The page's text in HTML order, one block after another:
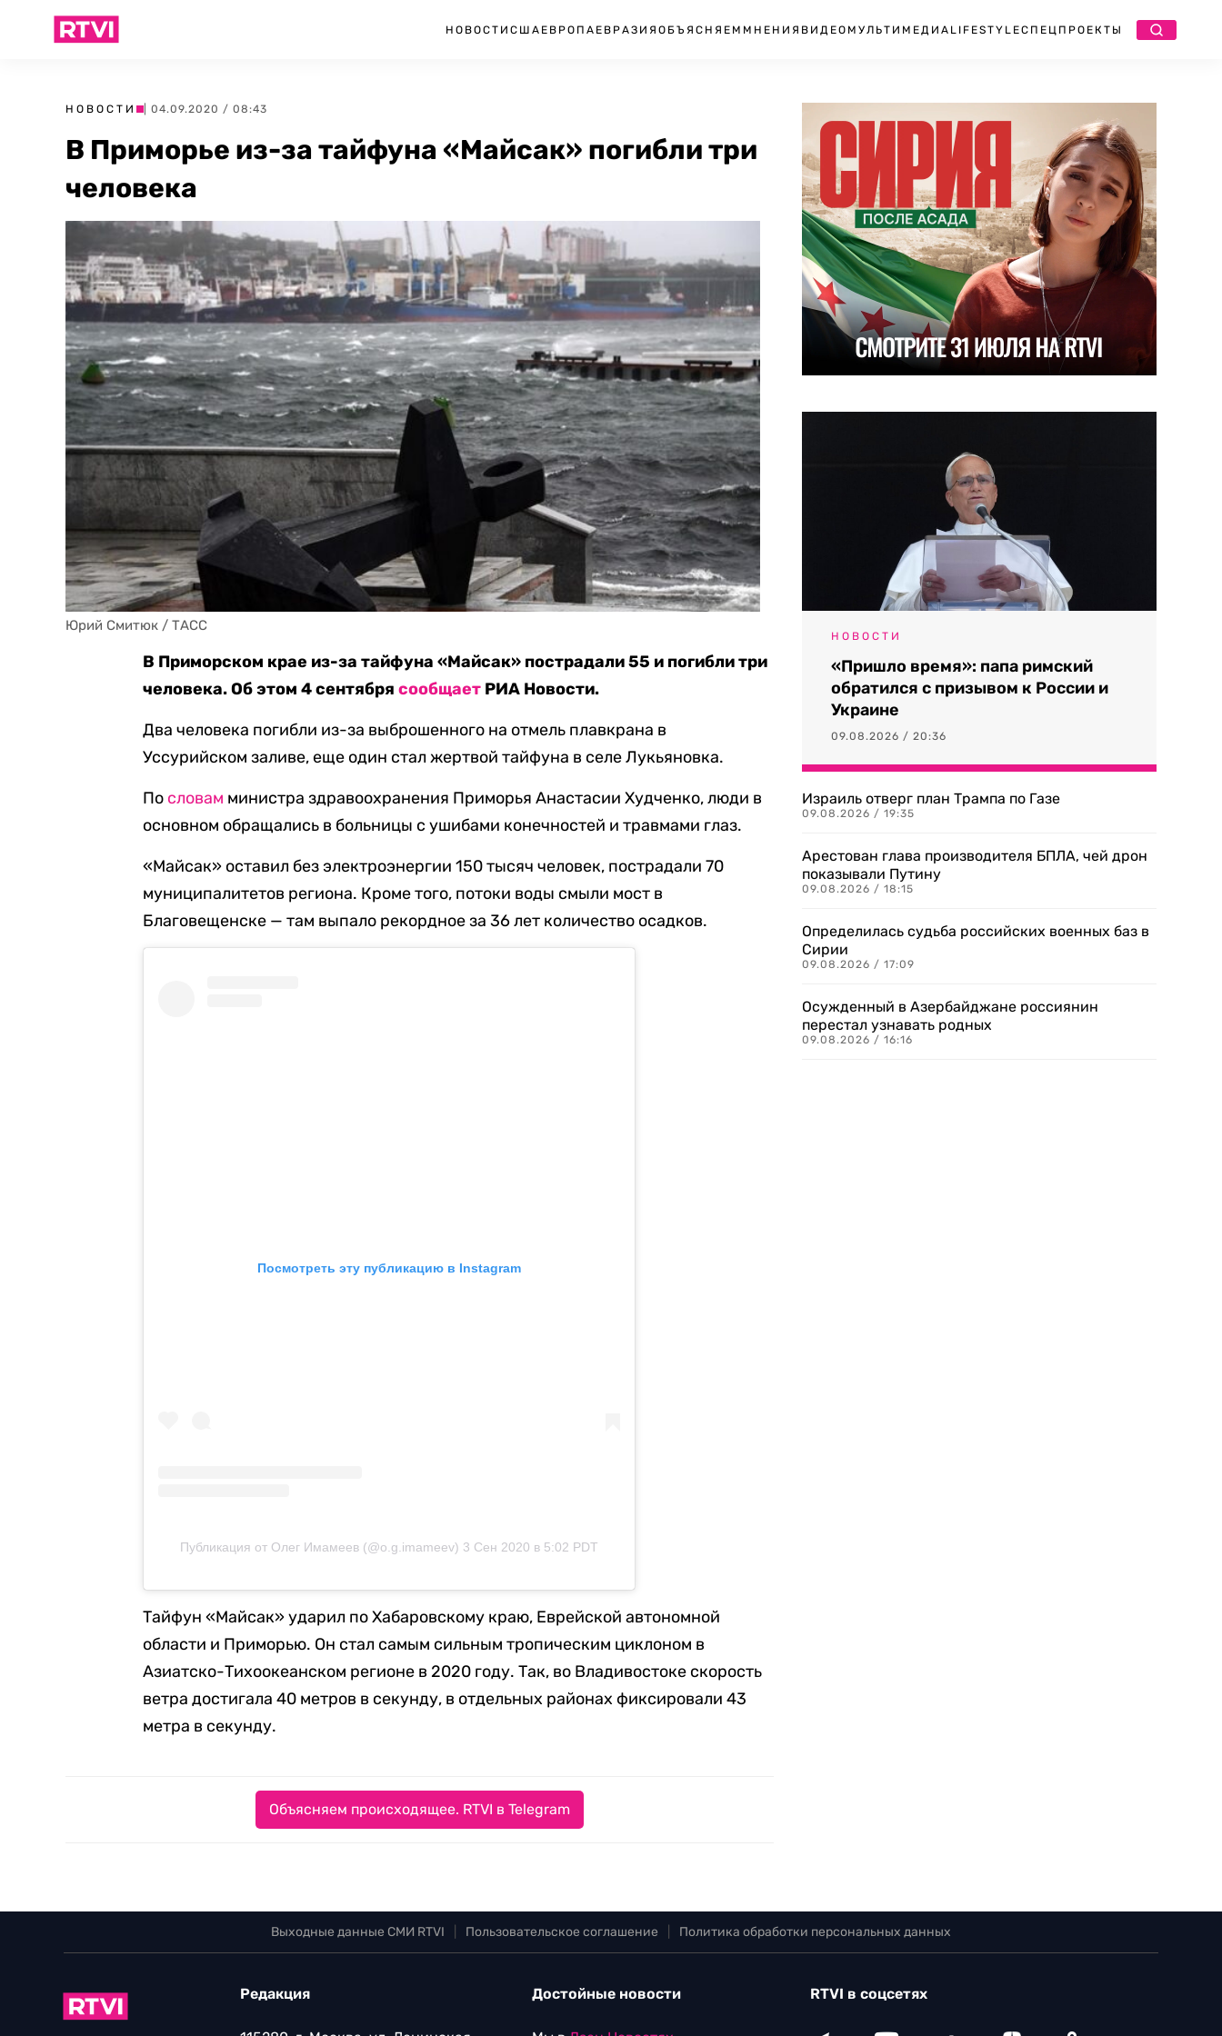
НОВОСТИ США ЕВРОПА ЕВРАЗИЯ ОБЪЯСНЯЕМ МНЕНИЯ ВИДЕО МУЛЬТИМЕДИА LIFESTYLEСПЕЦПРОЕКТЫ
НОВОСТИ | 04.09.2020 / 08:43
В Приморье из-за тайфуна «Майсак» погибли три
человека
Юрий Смитюк / ТАСС
В Приморском крае из-за тайфуна «Майсак» пострадали 55 и погибли три
человека. Об этом 4 сентябрясообщает РИА Новости.
Два человека погибли из-за выброшенного на отмель плавкрана в
Уссурийском заливе, еще один стал жертвой тайфуна в селе Лукьяновка.
По словам министра здравоохранения Приморья Анастасии Худченко, люди в
основном обращались в больницы с ушибами конечностей и травмами глаз.
«Майсак» оставил без электроэнергии 150 тысяч человек, пострадали 70
муниципалитетов региона. Кроме того, потоки воды смыли мост в
Благовещенске — там выпало рекордное за 36 лет количество осадков.
Посмотреть эту публикацию в Instagram
Публикация от Олег Имамеев (@o.g.imameev) 3 Сен 2020 в 5:02 PDT
Тайфун «Майсак» ударил по Хабаровскому краю, Еврейской автономной
области и Приморью. Он стал самым сильным тропическим циклоном в
Азиатско-Тихоокеанском регионе в 2020 году. Так, во Владивостоке скорость
ветра достигала 40 метров в секунду, в отдельных районах фиксировали 43
метра в секунду.
Объясняем происходящее. RTVI в Telegram
НОВОСТИ
«Пришло время»: папа римский
обратился с призывом к России и
Украине
09.08.2026 / 20:36
Израиль отверг план Трампа по Газе
09.08.2026 / 19:35
Арестован глава производителя БПЛА, чей дрон
показывали Путину
09.08.2026 / 18:15
Определилась судьба российских военных баз в
Сирии
09.08.2026 / 17:09
Осужденный в Азербайджане россиянин
перестал узнавать родных
09.08.2026 / 16:16
Выходные данные СМИ RTVI Пользовательское соглашение Политика обработки персональных данных
Редакция Достойные новости RTVI в соцсетях